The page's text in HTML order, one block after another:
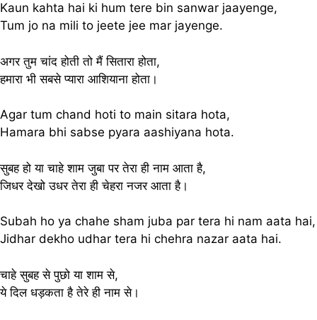
Kaun kahta hai ki hum tere bin sanwar jaayenge,
Tum jo na mili to jeete jee mar jayenge.
अगर तुम चांद होती तो मैं सितारा होता,
हमारा भी सबसे प्यारा आशियाना होता।
Agar tum chand hoti to main sitara hota,
Hamara bhi sabse pyara aashiyana hota.
सुबह हो या चाहे शाम जुबा पर तेरा ही नाम आता है,
जिधर देखो उधर तेरा ही चेहरा नजर आता है।
Subah ho ya chahe sham juba par tera hi nam aata hai,
Jidhar dekho udhar tera hi chehra nazar aata hai.
चाहे सुबह से पुछो या शाम से,
ये दिल धड़कता है तेरे ही नाम से।